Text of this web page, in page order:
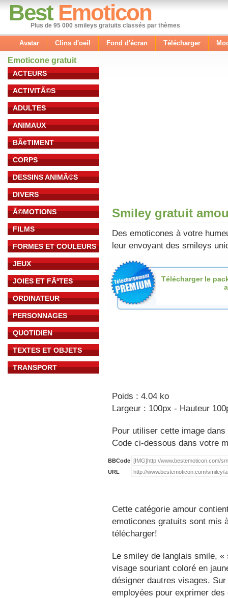
Best Emoticon
Plus de 95 000 smileys gratuits classés par thèmes
Avatar Clins d'oeil Fond d'écran Télécharger
Emoticone gratuit
ACTEURS
ACTIVITÃ©S
ADULTES
ANIMAUX
BÃ¢TIMENT
CORPS
DESSINS ANIMÃ©S
DIVERS
Ã©MOTIONS
FILMS
FORMES ET COULEURS
JEUX
JOIES ET FÃªTES
ORDINATEUR
PERSONNAGES
QUOTIDIEN
TEXTES ET OBJETS
TRANSPORT
Smiley gratuit
Des emoticones à votre
leur envoyant des smileys
Télécharger le
Poids : 4.04 ko
Largeur : 100px - Hauteur
Pour utiliser cette image
Code ci-dessous dans votre
BBCode
URL
Cette catégorie amour
emoticones gratuits sont mis
télécharger!
Le smiley de langlais smile,
visage souriant coloré en
désigner dautres visages.
employées pour exprimer